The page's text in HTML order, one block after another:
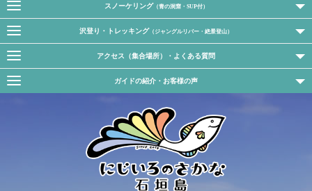
スノーケリング （青の洞窟・SUP付）
沢登り・トレッキング （ジャングルリバー・絶景登山）
アクセス（集合場所）・よくある質問
ガイドの紹介・お客様の声